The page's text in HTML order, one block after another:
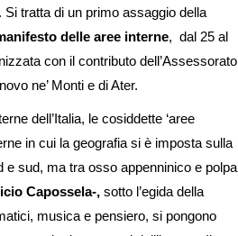
tratta di un primo assaggio della
delle aree interne, dal 25 al
con il contributo dell’Assessorato
ne’ Monti e di Ater.
dell’Italia, le cosiddette ‘aree
in cui la geografia si è imposta sulla
sud, ma tra osso appenninico e polpa
Capossela-, sotto l’egida della
musica e pensiero, si pongono